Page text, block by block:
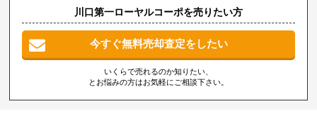
川口第一ローヤルコーポを売りたい方
今すぐ無料売却査定をしたい
いくらで売れるのか知りたい、
とお悩みの方はお気軽にご相談下さい。